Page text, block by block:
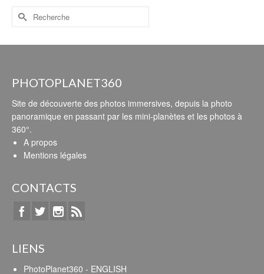
PHOTOPLANET360
Site de découverte des photos immersives, depuis la photo
panoramique en passant par les mini-planètes et les photos à
360°.
A propos
Mentions légales
CONTACTS
LIENS
PhotoPlanet360 - ENGLISH